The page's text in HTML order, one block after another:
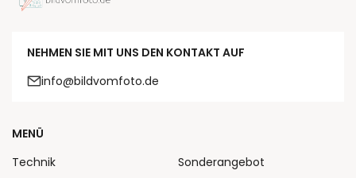
NEHMEN SIE MIT UNS DEN KONTAKT AUF
info@bildvomfoto.de
MENÜ
Technik
Sonderangebot